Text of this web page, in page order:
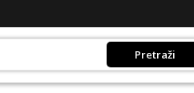
Pretraži